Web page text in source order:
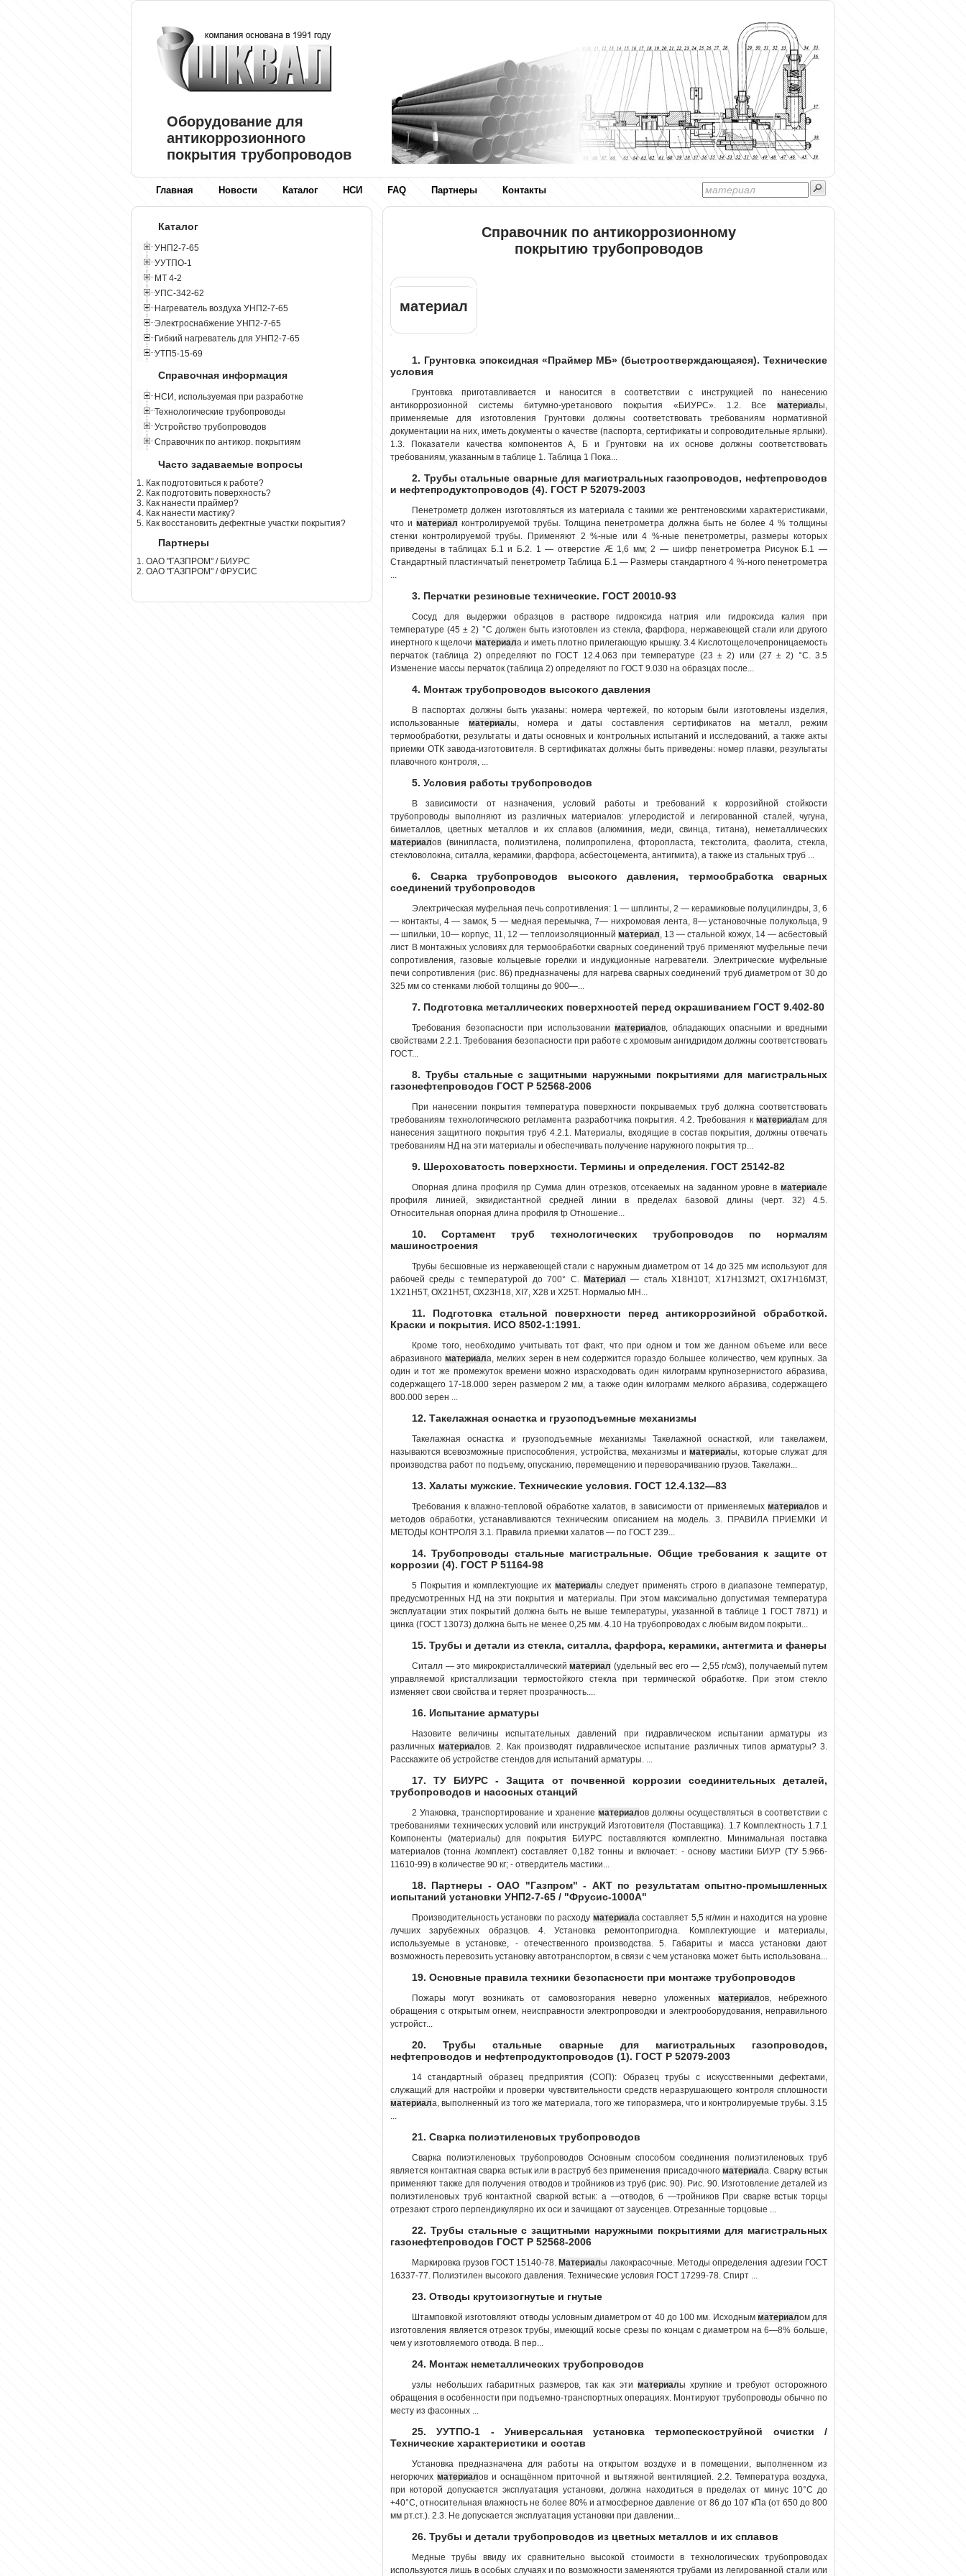
Оборудование для
антикоррозионного
покрытия трубопроводов
Главная Новости Каталог НСИ FAQ Партнеры Контакты
Справочник по антикоррозионному
покрытию трубопроводов
материал
1. Грунтовка эпоксидная «Праймер МБ» (быстроотверждающаяся). Технические
условия
Грунтовка приготавливается и наносится в соответствии с инструкцией по нанесению
антикоррозионной системы битумно-уретанового покрытия «БИУРС». 1.2. Все материалы,
применяемые для изготовления Грунтовки должны соответствовать требованиям нормативной
документации на них, иметь документы о качестве (паспорта, сертификаты и сопроводительные ярлыки).
1.3. Показатели качества компонентов А, Б и Грунтовки на их основе должны соответствовать
требованиям, указанным в таблице 1. Таблица 1 Пока...
2. Трубы стальные сварные для магистральных газопроводов, нефтепроводов
и нефтепродуктопроводов (4). ГОСТ Р 52079-2003
Пенетрометр должен изготовляться из материала с такими же рентгеновскими характеристиками,
что иматериал контролируемой трубы. Толщина пенетрометра должна быть не более 4 % толщины
стенки контролируемой трубы. Применяют 2 %-ные или 4 %-ные пенетрометры, размеры которых
приведены в таблицах Б.1 и Б.2. 1 — отверстие Æ 1,6 мм; 2 — шифр пенетрометра Рисунок Б.1 —
Стандартный пластинчатый пенетрометр Таблица Б.1 — Размеры стандартного 4 %-ного пенетрометра
...
3. Перчатки резиновые технические. ГОСТ 20010-93
Сосуд для выдержки образцов в растворе гидроксида натрия или гидроксида калия при
температуре (45 ± 2) °С должен быть изготовлен из стекла, фарфора, нержавеющей стали или другого
инертного к щелочи материала и иметь плотно прилегающую крышку. 3.4 Кислотощелочепроницаемость
перчаток (таблица 2) определяют по ГОСТ 12.4.063 при температуре (23 ± 2) или (27 ± 2) °С. 3.5
Изменение массы перчаток (таблица 2) определяют по ГОСТ 9.030 на образцах после...
4. Монтаж трубопроводов высокого давления
В паспортах должны быть указаны: номера чертежей, по которым были изготовлены изделия,
использованные материалы, номера и даты составления сертификатов на металл, режим
термообработки, результаты и даты основных и контрольных испытаний и исследований, а также акты
приемки ОТК завода-изготовителя. В сертификатах должны быть приведены: номер плавки, результаты
плавочного контроля, ...
5. Условия работы трубопроводов
В зависимости от назначения, условий работы и требований к коррозийной стойкости
трубопроводы выполняют из различных материалов: углеродистой и легированной сталей, чугуна,
биметаллов, цветных металлов и их сплавов (алюминия, меди, свинца, титана), неметаллических
материалов (винипласта, полиэтилена, полипропилена, фторопласта, текстолита, фаолита, стекла,
стекловолокна, ситалла, керамики, фарфора, асбестоцемента, антигмита), а также из стальных труб ...
6. Сварка трубопроводов высокого давления, термообработка сварных
соединений трубопроводов
Электрическая муфельная печь сопротивления: 1 — шплинты, 2 — керамиковые полуцилиндры, 3, 6
— контакты, 4 — замок, 5 — медная перемычка, 7— нихромовая лента, 8— установочные полукольца, 9
— шпильки, 10— корпус, 11, 12 — теплоизоляционныйматериал, 13 — стальной кожух, 14 — асбестовый
лист В монтажных условиях для термообработки сварных соединений труб применяют муфельные печи
сопротивления, газовые кольцевые горелки и индукционные нагреватели. Электрические муфельные
печи сопротивления (рис. 86) предназначены для нагрева сварных соединений труб диаметром от 30 до
325 мм со стенками любой толщины до 900—...
7. Подготовка металлических поверхностей перед окрашиванием ГОСТ 9.402-80
Требования безопасности при использовании материалов, обладающих опасными и вредными
свойствами 2.2.1. Требования безопасности при работе с хромовым ангидридом должны соответствовать
ГОСТ...
8. Трубы стальные с защитными наружными покрытиями для магистральных
газонефтепроводов ГОСТ Р 52568-2006
При нанесении покрытия температура поверхности покрываемых труб должна соответствовать
требованиям технологического регламента разработчика покрытия. 4.2. Требования кматериалам для
нанесения защитного покрытия труб 4.2.1. Материалы, входящие в состав покрытия, должны отвечать
требованиям НД на эти материалы и обеспечивать получение наружного покрытия тр...
9. Шероховатость поверхности. Термины и определения. ГОСТ 25142-82
Опорная длина про­филя ηр Сумма длин отрезков, отсекаемых на заданном уровне в материале
профиля линией, эквидистантной средней линии в пределах базовой длины (черт. 32) 4.5.
Относительная опорная длина про­филя tp Отношение...
10. Сортамент труб технологических трубопроводов по нормалям
машиностроения
Трубы бесшовные из нержавеющей стали с наружным диаметром от 14 до 325 мм используют для
рабочей среды с температурой до 700° С. Материал — сталь Х18Н10Т, Х17Н13М2Т, ОХ17Н16МЗТ,
1Х21Н5Т, ОХ21Н5Т, ОХ23Н18, XI7, Х28 и Х25Т. Нормалью МН...
11. Подготовка стальной поверхности перед антикоррозийной обработкой.
Краски и покрытия. ИСО 8502-1:1991.
Кроме того, необходимо учитывать тот факт, что при одном и том же данном объеме или весе
абразивногоматериала, мелких зерен в нем содержится гораздо большее количество, чем крупных. За
один и тот же промежуток времени можно израсходовать один килограмм крупнозернистого абразива,
содержащего 17-18.000 зерен размером 2 мм, а также один килограмм мелкого абразива, содержащего
800.000 зерен ...
12. Такелажная оснастка и грузоподъемные механизмы
Такелажная оснастка и грузоподъемные механизмы Такелажной оснасткой, или такелажем,
называются всевозможные приспособления, устройства, механизмы иматериалы, которые служат для
производства работ по подъему, опусканию, перемещению и переворачиванию грузов. Такелажн...
13. Халаты мужские. Технические условия. ГОСТ 12.4.132—83
Требования к влажно-тепловой обработке халатов, в зависимости от применяемыхматериалов и
методов обработки, устанавливаются техническим описанием на модель. 3. ПРАВИЛА ПРИЕМКИ И
МЕТОДЫ КОНТРОЛЯ 3.1. Правила приемки халатов — по ГОСТ 239...
14. Трубопроводы стальные магистральные. Общие требования к защите от
коррозии (4). ГОСТ Р 51164-98
5 Покрытия и комплектующие их материалы следует применять строго в диапазоне температур,
предусмотренных НД на эти покрытия и материалы. При этом максимально допустимая температура
эксплуатации этих покрытий должна быть не выше температуры, указанной в таблице 1 ГОСТ 7871) и
цинка (ГОСТ 13073) должна быть не менее 0,25 мм. 4.10 На трубопроводах с любым видом покрыти...
15. Трубы и детали из стекла, ситалла, фарфора, керамики, антегмита и фанеры
Ситалл — это микрокристаллический материал (удельный вес его — 2,55 г/см3), получаемый путем
управляемой кристаллизации термостойкого стекла при термической обработке. При этом стекло
изменяет свои свойства и теряет прозрачность....
16. Испытание арматуры
Назовите величины испытательных давлений при гидравлическом испытании арматуры из
различныхматериалов. 2. Как производят гидравлическое испытание различных типов арматуры? 3.
Расскажите об устройстве стендов для испытаний арматуры. ...
17. ТУ БИУРС - Защита от почвенной коррозии соединительных деталей,
трубопроводов и насосных станций
2 Упаковка, транспортирование и хранение материалов должны осуществляться в соответствии с
требованиями технических условий или инструкций Изготовителя (Поставщика). 1.7 Комплектность 1.7.1
Компоненты (материалы) для покрытия БИУРС поставляются комплектно. Минимальная поставка
материалов (тонна /комплект) составляет 0,182 тонны и включает: - основу мастики БИУР (ТУ 5.966-
11610-99) в количестве 90 кг; - отвердитель мастики...
18. Партнеры - ОАО "Газпром" - АКТ по результатам опытно-промышленных
испытаний установки УНП2-7-65 / "Фрусис-1000А"
Производительность установки по расходу материала составляет 5,5 кг/мин и находится на уровне
лучших зарубежных образцов. 4. Установка ремонтопригодна. Комплектующие и материалы,
используемые в установке, - отечественного производства. 5. Габариты и масса установки дают
возможность перевозить установку автотранспортом, в связи с чем установка может быть использована...
19. Основные правила техники безопасности при монтаже трубопроводов
Пожары могут возникать от самовозгорания неверно уложенных материалов, небрежного
обращения с открытым огнем, неисправности электропроводки и электрооборудования, неправильного
устройст...
20. Трубы стальные сварные для магистральных газопроводов,
нефтепроводов и нефтепродуктопроводов (1). ГОСТ Р 52079-2003
14 стандартный образец предприятия (СОП): Образец трубы с искусственными дефектами,
служащий для настройки и проверки чувствительности средств неразрушающего контроля сплошности
материала, выполненный из того же материала, того же типоразмера, что и контролируемые трубы. 3.15
...
21. Сварка полиэтиленовых трубопроводов
Сварка полиэтиленовых трубопроводов Основным способом соединения полиэтиленовых труб
является контактная сварка встык или в раструб без применения присадочного материала. Сварку встык
применяют также для получения отводов и тройников из труб (рис. 90). Рис. 90. Изготовление деталей из
полиэтиленовых труб контактной сваркой встык: а —отводов, б —тройников При сварке встык торцы
отрезают строго перпендикулярно их оси и зачищают от заусенцев. Отрезанные торцовые ...
22. Трубы стальные с защитными наружными покрытиями для магистральных
газонефтепроводов ГОСТ Р 52568-2006
Маркировка грузов ГОСТ 15140-78.Материалы лакокрасочные. Методы определения адгезии ГОСТ
16337-77. Полиэтилен высокого давления. Технические условия ГОСТ 17299-78. Спирт ...
23. Отводы крутоизогнутые и гнутые
Штамповкой изготовляют отводы условным диаметром от 40 до 100 мм. Исходным материалом для
изготовления является отрезок трубы, имеющий косые срезы по концам с диаметром на 6—8% больше,
чем у изготовляемого отвода. В пер...
24. Монтаж неметаллических трубопроводов
узлы небольших габаритных размеров, так как эти материалы хрупкие и требуют осторожного
обращения в особенности при подъемно-транспортных операциях. Монтируют трубопроводы обычно по
месту из фасонных ...
25. УУТПО-1 - Универсальная установка термопескоструйной очистки /
Технические характеристики и состав
Установка предназначена для работы на открытом воздухе и в помещении, выполненном из
негорючихматериалов и оснащённом приточной и вытяжной вентиляцией. 2.2. Температура воздуха,
при которой допускается эксплуатация установки, должна находиться в пределах от минус 10°С до
+40°С, относительная влажность не более 80% и атмосферное давление от 86 до 107 кПа (от 650 до 800
мм рт.ст.). 2.3. Не допускается эксплуатация установки при давлении...
26. Трубы и детали трубопроводов из цветных металлов и их сплавов
Медные трубы ввиду их сравнительно высокой стоимости в технологических трубопроводах
используются лишь в особых случаях и по возможности заменяются трубами из легированной стали или
Каталог
УНП2-7-65
УУТПО-1
МТ 4-2
УПС-342-62
Нагреватель воздуха УНП2-7-65
Электроснабжение УНП2-7-65
Гибкий нагреватель для УНП2-7-65
УТП5-15-69
Справочная информация
НСИ, используемая при разработке
Технологические трубопроводы
Устройство трубопроводов
Справочник по антикор. покрытиям
Часто задаваемые вопросы
1. Как подготовиться к работе?
2. Как подготовить поверхность?
3. Как нанести праймер?
4. Как нанести мастику?
5. Как восстановить дефектные участки покрытия?
Партнеры
1. ОАО "ГАЗПРОМ" / БИУРС
2. ОАО "ГАЗПРОМ" / ФРУСИС